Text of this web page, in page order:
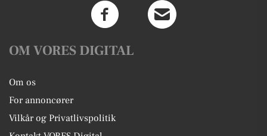
OM VORES DIGITAL
Om os
For annoncører
Vilkår og Privatlivspolitik